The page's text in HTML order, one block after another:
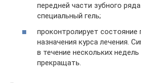
передней части зубного
специальный гель;
проконтролирует состояние
назначения курса лечения.
в течение нескольких
прекращать.